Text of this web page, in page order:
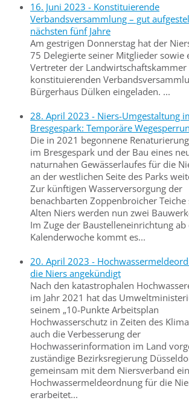
16. Juni 2023 - Konstituierende
Verbandsversammlung – gut
nächsten fünf Jahre
Am gestrigen Donnerstag hat der
75 Delegierte seiner Mitglieder sowie
Vertreter der Landwirtschaftskammer
konstituierenden
Bürgerhaus Dülken eingeladen. ...
28. April 2023 - Niers-Umgestaltung
Bresgespark: Temporäre
Die in 2021 begonnene
im Bresgespark und der Bau eines
naturnahen Gewässerlaufes für die
an der westlichen Seite des Parks
Zur künftigen Wasserversorgung der
benachbarten Zoppenbroicher
Alten Niers werden nun zwei
Im Zuge der Baustelleneinrichtung ab
Kalenderwoche kommt es...
20. April 2023 -
die Niers angekündigt
Nach den katastrophalen
im Jahr 2021 hat das
seinem „10-Punkte Arbeitsplan
Hochwasserschutz in Zeiten des
auch die Verbesserung der
Hochwasserinformation im Land
zuständige Bezirksregierung
gemeinsam mit dem Niersverband
Hochwassermeldeordnung für die
erarbeitet...